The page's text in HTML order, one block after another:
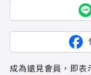
成為遠見會員，即表